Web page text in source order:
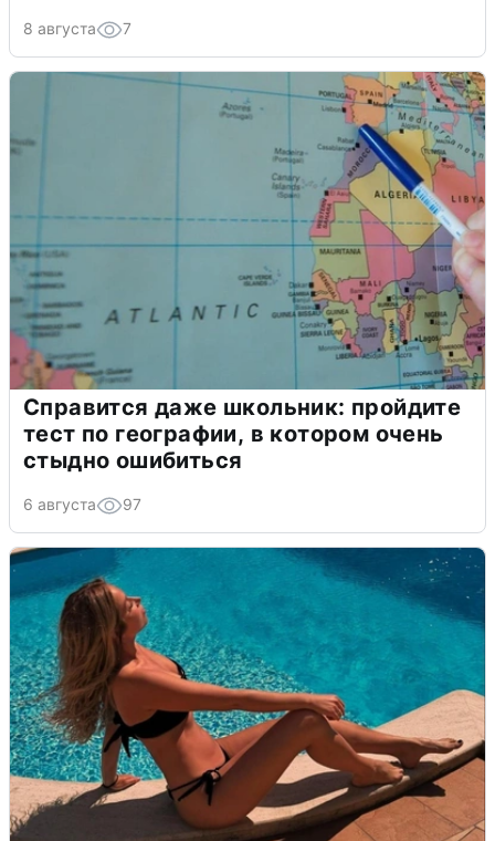
8 августа 7
Справится даже школьник: пройдите
тест по географии, в котором очень
стыдно ошибиться
6 августа 97